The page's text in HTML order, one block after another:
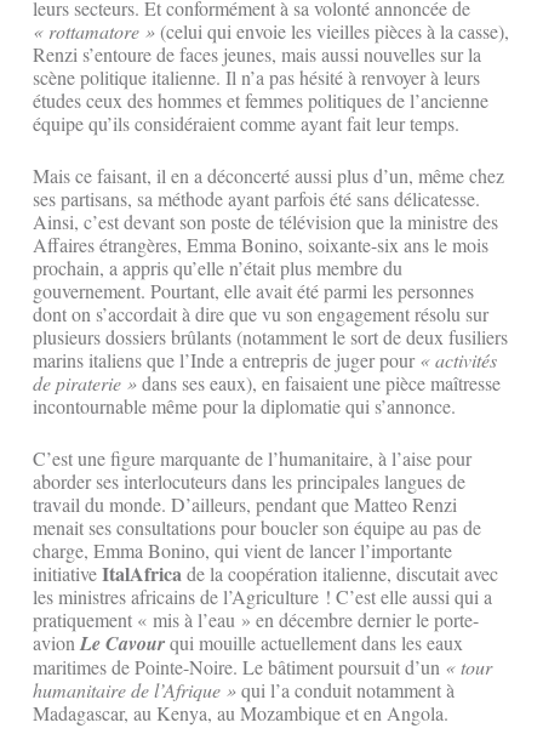
leurs secteurs. Et conformément à sa volonté annoncée de
« rottamatore » (celui qui envoie les vieilles pièces à la casse),
Renzi s’entoure de faces jeunes, mais aussi nouvelles sur la
scène politique italienne. Il n’a pas hésité à renvoyer à leurs
études ceux des hommes et femmes politiques de l’ancienne
équipe qu’ils considéraient comme ayant fait leur temps.
Mais ce faisant, il en a déconcerté aussi plus d’un, même chez
ses partisans, sa méthode ayant parfois été sans délicatesse.
Ainsi, c’est devant son poste de télévision que la ministre des
Affaires étrangères, Emma Bonino, soixante-six ans le mois
prochain, a appris qu’elle n’était plus membre du
gouvernement. Pourtant, elle avait été parmi les personnes
dont on s’accordait à dire que vu son engagement résolu sur
plusieurs dossiers brûlants (notamment le sort de deux fusiliers
marins italiens que l’Inde a entrepris de juger pour« activités
de piraterie »dans ses eaux), en faisaient une pièce maîtresse
incontournable même pour la diplomatie qui s’annonce.
C’est une figure marquante de l’humanitaire, à l’aise pour
aborder ses interlocuteurs dans les principales langues de
travail du monde. D’ailleurs, pendant que Matteo Renzi
menait ses consultations pour boucler son équipe au pas de
charge, Emma Bonino, qui vient de lancer l’importante
initiativeItalAfricade la coopération italienne, discutait avec
les ministres africains de l’Agriculture ! C’est elle aussi qui a
pratiquement « mis à l’eau » en décembre dernier le porte-
avionLe Cavourqui mouille actuellement dans les eaux
maritimes de Pointe-Noire. Le bâtiment poursuit d’un «tour
humanitaire de l’Afrique »qui l’a conduit notamment à
Madagascar, au Kenya, au Mozambique et en Angola.